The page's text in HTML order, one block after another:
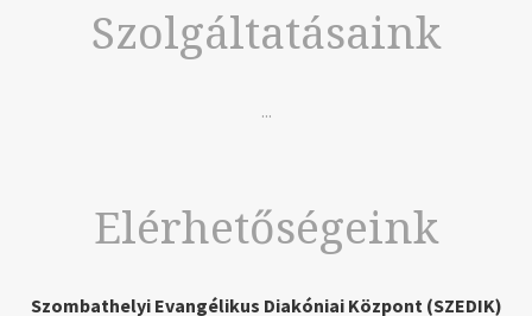
Szolgáltatásaink
...
Elérhetőségeink
Szombathelyi Evangélikus Diakóniai Központ (SZEDIK)